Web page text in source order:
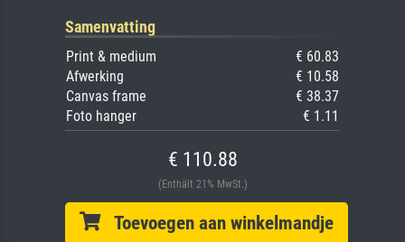
Samenvatting
Print & medium
€ 60.83
Afwerking
€ 10.58
Canvas frame
€ 38.37
Foto hanger
€ 1.11
€ 110.88
(Enthält 21% MwSt.)
Toevoegen aan winkelmandje